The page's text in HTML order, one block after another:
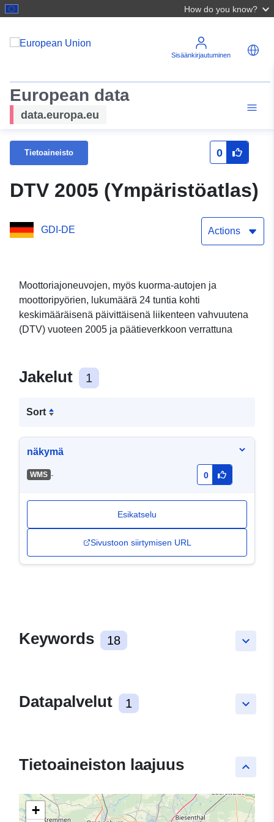
How do you know?
Sisäänkirjautuminen
European data
data.europa.eu
Tietoaineisto 0
DTV 2005 (Ympäristöatlas)
GDI-DE Actions
Moottoriajoneuvojen, myös kuorma-autojen ja
moottoripyörien, lukumäärä 24 tuntia kohti
keskimääräisenä päivittäisenä liikenteen vahvuutena
(DTV) vuoteen 2005 ja päätieverkkoon verrattuna
Jakelut 1
Sort
näkymä
WMS - 0
Esikatselu
Sivustoon siirtymisen URL
keyboard_arrow_down
Keywords 18
keyboard_arrow_down
Datapalvelut 1
keyboard_arrow_up
Tietoaineiston laajuus
+